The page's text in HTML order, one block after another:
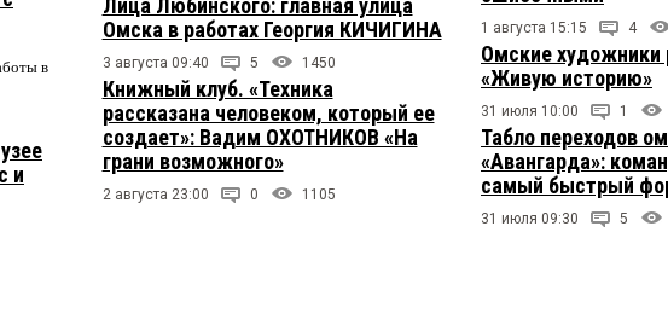
в
и
Лица Любинского: главная улица
Омска в работах Георгия КИЧИГИНА
3 августа 09:40 5 1450
Книжный клуб. «Техника
рассказана человеком, который ее
создает»: Вадим ОХОТНИКОВ «На
грани возможного»
2 августа 23:00 0 1105
1 августа 15:15 4
Омские художники
«Живую историю»
31 июля 10:00 1
Табло переходов
«Авангарда»:
самый быстрый
31 июля 09:30 5